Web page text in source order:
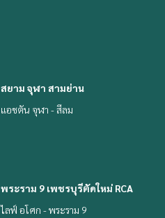
สยาม จุฬา สามย่าน
แอชตัน จุฬา - สีลม
พระราม 9 เพชรบุรีตัดใหม่ RCA
ไลฟ์ อโศก - พระราม 9